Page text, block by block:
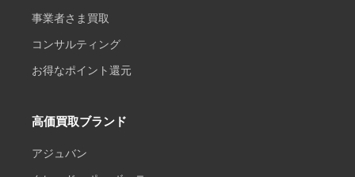
事業者さま買取
コンサルティング
お得なポイント還元
高価買取ブランド
アジュバン